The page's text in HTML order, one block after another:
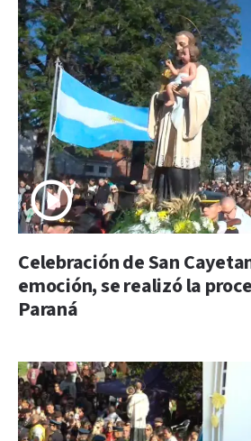
Celebración de San
emoción, se realizó la
Paraná